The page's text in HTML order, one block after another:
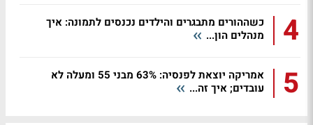
4
כשההורים מתבגרים והילדים נכנסים לתמונה: איך
מנהלים הון...
5
אמריקה יוצאת לפנסיה: 63% מבני 55 ומעלה לא
עובדים; איך זה...